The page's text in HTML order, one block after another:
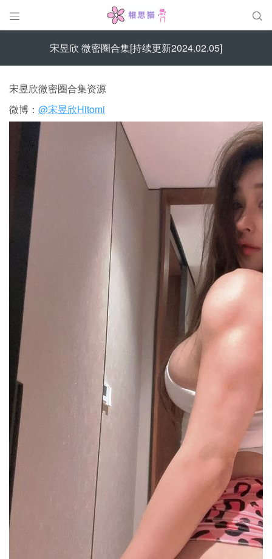
 
宋昱欣 微密圈合集[持续更新2024.02.05]
宋昱欣微密圈合集资源
微博： @宋昱欣Hitomi